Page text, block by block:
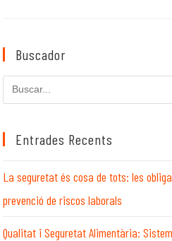
Buscador
Cerca
en
llocEntrades Recents
La seguretat és cosa de tots: les
prevenció de riscos laborals
Qualitat i Seguretat Alimentària: